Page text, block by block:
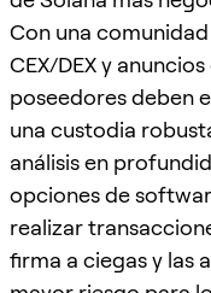
Con una
CEX/DEX y
poseedores deben
una custodia
análisis en
opciones de
realizar
firma a ciegas y las